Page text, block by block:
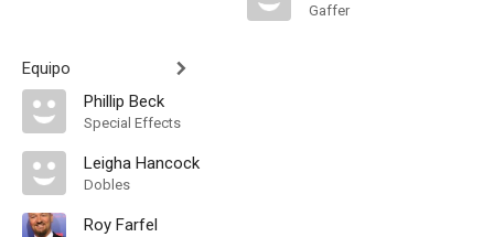
Equipo
Phillip Beck
Special Effects
Leigha Hancock
Dobles
Roy Farfel
Gaffer